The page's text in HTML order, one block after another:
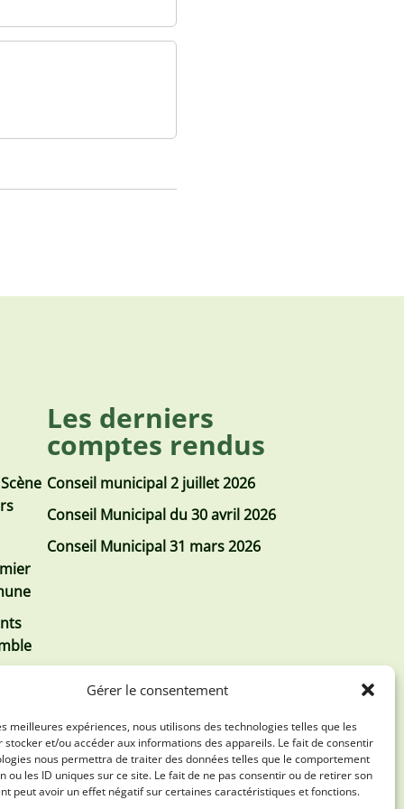
Gérer le consentement
meilleures expériences, nous utilisons des technologies telles que les
stocker et/ou accéder aux informations des appareils. Le fait de consentir
nous permettra de traiter des données telles que le comportement
ou les ID uniques sur ce site. Le fait de ne pas consentir ou de retirer son
peut avoir un effet négatif sur certaines caractéristiques et fonctions.
Les derniers
comptes rendus
Conseil municipal 2 juillet 2026
Conseil Municipal du 30 avril 2026
Conseil Municipal 31 mars 2026